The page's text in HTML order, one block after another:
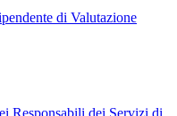
di Valutazione
Responsabili dei Servizi di